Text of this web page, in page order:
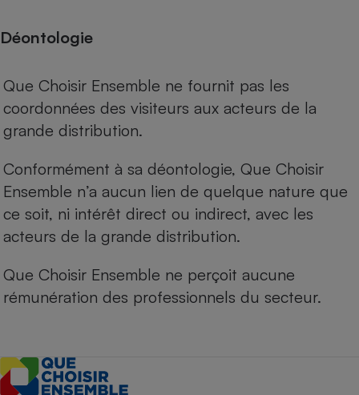
Déontologie
Que Choisir Ensemble ne fournit pas les
coordonnées des visiteurs aux acteurs de la
grande distribution.
Conformément à sa déontologie, Que Choisir
Ensemble n’a aucun lien de quelque nature que
ce soit, ni intérêt direct ou indirect, avec les
acteurs de la grande distribution.
Que Choisir Ensemble ne perçoit aucune
rémunération des professionnels du secteur.